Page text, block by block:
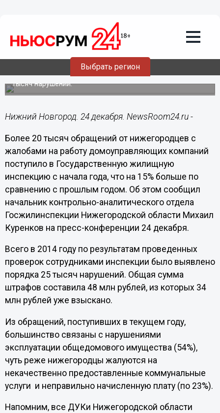
Выбрать регион
Более 20 тысяч обращений от
нижегородцев поступило в
Госжилинспекцию с начала года
Сотрудниками инспекции было выявлено порядка 25
тысяч нарушений.
Нижний Новгород. 24 декабря. NewsRoom24.ru -
Более 20 тысяч обращений от нижегородцев с
жалобами на работу домоуправляющих компаний
поступило в Государственную жилищную
инспекцию с начала года, что на 15% больше по
сравнению с прошлым годом. Об этом сообщил
начальник контрольно-аналитического отдела
Госжилинспекции Нижегородской области Михаил
Куренков на пресс-конференции 24 декабря.
Всего в 2014 году по результатам проведенных
проверок сотрудниками инспекции было выявлено
порядка 25 тысяч нарушений. Общая сумма
штрафов составила 48 млн рублей, из которых 34
млн рублей уже взыскано.
Из обращений, поступивших в текущем году,
большинство связаны с нарушениями
эксплуатации общедомового имущества (54%),
чуть реже нижегородцы жалуются на
некачественно предоставленные коммунальные
услуги и неправильно начисленную плату (по 23%).
Напомним, все ДУКи Нижегородской области